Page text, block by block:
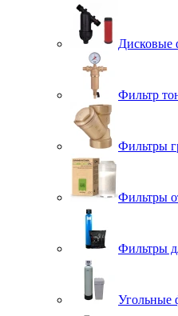
Дисковые
Фильтр
Фильтры
Фильтры
Фильтры
Угольные